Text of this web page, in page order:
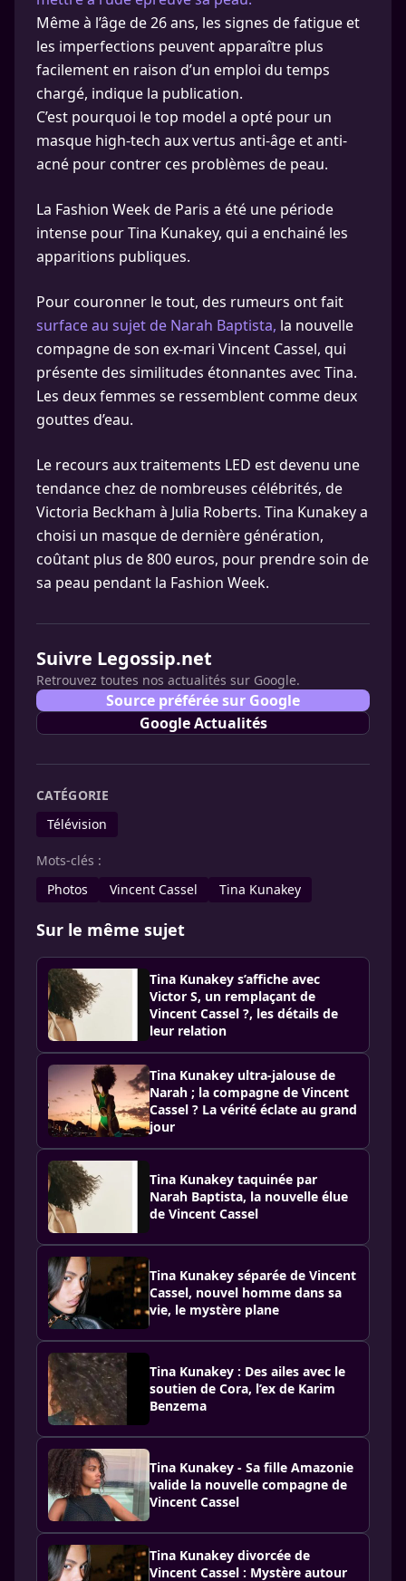
Même à l’âge de 26 ans, les signes de fatigue et
les imperfections peuvent apparaître plus
facilement en raison d’un emploi du temps
chargé, indique la publication.
C’est pourquoi le top model a opté pour un
masque high-tech aux vertus anti-âge et anti-
acné pour contrer ces problèmes de peau.
La Fashion Week de Paris a été une période
intense pour Tina Kunakey, qui a enchainé les
apparitions publiques.
Pour couronner le tout, des rumeurs ont fait
surface au sujet de Narah Baptista, la nouvelle
compagne de son ex-mari Vincent Cassel, qui
présente des similitudes étonnantes avec Tina.
Les deux femmes se ressemblent comme deux
gouttes d’eau.
Le recours aux traitements LED est devenu une
tendance chez de nombreuses célébrités, de
Victoria Beckham à Julia Roberts. Tina Kunakey a
choisi un masque de dernière génération,
coûtant plus de 800 euros, pour prendre soin de
sa peau pendant la Fashion Week.
Suivre Legossip.net
Retrouvez toutes nos actualités sur Google.
Source préférée sur Google
Google Actualités
CATÉGORIE
Télévision
Mots-clés :
Photos
Vincent Cassel Tina Kunakey
Sur le même sujet
Tina Kunakey s’affiche avec
Victor S, un remplaçant de
Vincent Cassel ?, les détails de
leur relation
Tina Kunakey ultra-jalouse de
Narah ; la compagne de Vincent
Cassel ? La vérité éclate au grand
jour
Tina Kunakey taquinée par
Narah Baptista, la nouvelle élue
de Vincent Cassel
Tina Kunakey séparée de Vincent
Cassel, nouvel homme dans sa
vie, le mystère plane
Tina Kunakey : Des ailes avec le
soutien de Cora, l’ex de Karim
Benzema
Tina Kunakey - Sa fille Amazonie
valide la nouvelle compagne de
Vincent Cassel
Tina Kunakey divorcée de
Vincent Cassel : Mystère autour